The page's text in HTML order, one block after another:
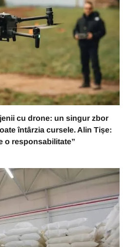
cu drone: un singur zbor
întârzia cursele. Alin Tișe:
o responsabilitate”